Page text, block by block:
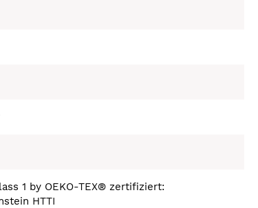
1 by OEKO-TEX® zertifiziert:
HTTI